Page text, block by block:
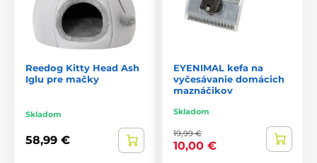
Reedog Kitty Head Ash
Iglu pre mačky
Skladom
58,99 €
EYENIMAL kefa na
vyčesávanie domácich
maznáčikov
Skladom
19,99 €
10,00 €